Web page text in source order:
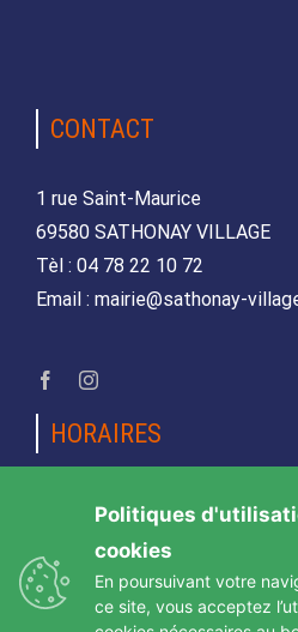
CONTACT
1 rue Saint-Maurice
69580 SATHONAY VILLAGE
Tèl : 04 78 22 10 72
Email : mairie@sathonay-
HORAIRES
Lundi, mardi, jeudi et vendredi
de 08h30 à 12h00 et de 14h00
Mercredi et samedi
de 08h30 12h00
Politiques
cookies
En poursuivant votre
ce site, vous acceptez